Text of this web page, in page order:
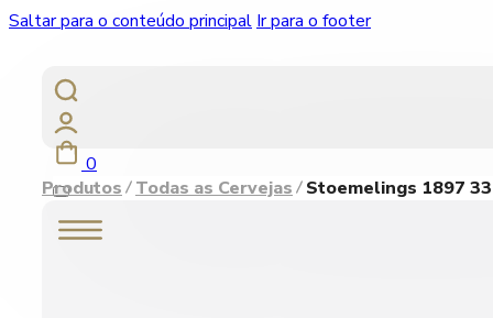
Saltar para o conteúdo principal Ir para o footer
0
Produtos
Todas as Cervejas Stoemelings 1897